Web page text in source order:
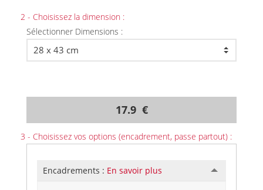
2 - Choisissez la dimension :
Sélectionner Dimensions :
17.9 €
3 - Choisissez vos options (encadrement, passe partout) :
Encadrements : En savoir plus